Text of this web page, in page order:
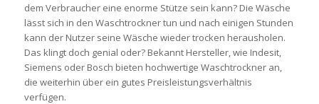
dem Verbraucher eine enorme Stütze sein kann? Die Wäsche
lässt sich in den Waschtrockner tun und nach einigen Stunden
kann der Nutzer seine Wäsche wieder trocken herausholen.
Das klingt doch genial oder? Bekannt Hersteller, wie Indesit,
Siemens oder Bosch bieten hochwertige Waschtrockner an,
die weiterhin über ein gutes Preisleistungsverhältnis
verfügen.